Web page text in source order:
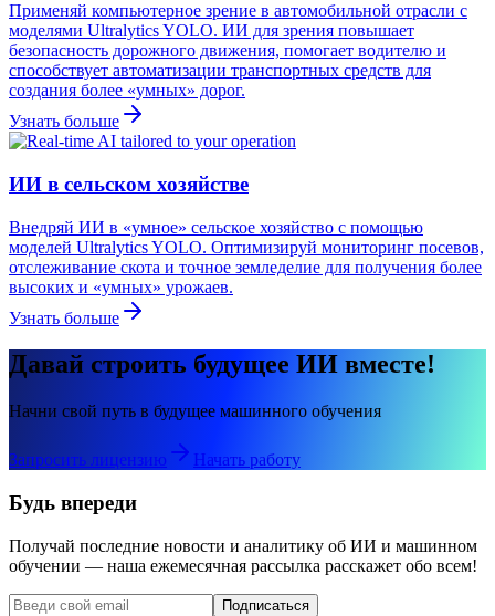
Применяй компьютерное зрение в автомобильной отрасли с
моделями Ultralytics YOLO. ИИ для зрения повышает
безопасность дорожного движения, помогает водителю и
способствует автоматизации транспортных средств для
создания более «умных» дорог.
Узнать больше
ИИ в сельском хозяйстве
Внедряй ИИ в «умное» сельское хозяйство с помощью
моделей Ultralytics YOLO. Оптимизируй мониторинг посевов,
отслеживание скота и точное земледелие для получения более
высоких и «умных» урожаев.
Узнать больше
Давай строить будущее ИИ вместе!
Начни свой путь в будущее машинного обучения
Запросить лицензию Начать работу
Будь впереди
Получай последние новости и аналитику об ИИ и машинном
обучении — наша ежемесячная рассылка расскажет обо всем!
Подписаться